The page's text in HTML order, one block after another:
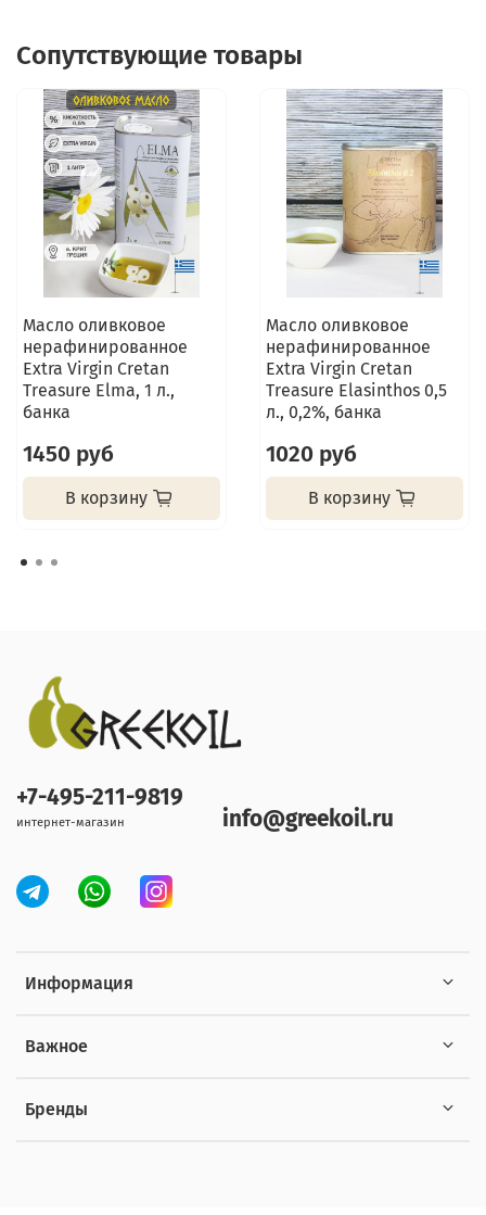
Сопутствующие товары
Масло оливковое
нерафинированное
Extra Virgin Cretan
Treasure Elma, 1 л.,
банка
1450 руб
В корзину
Масло оливковое
нерафинированное
Extra Virgin Cretan
Treasure Elasinthos 0,5
л., 0,2%, банка
1020 руб
В корзину
Информация
Важное
Бренды
+7-495-211-9819
интернет-магазин info@greekoil.ru